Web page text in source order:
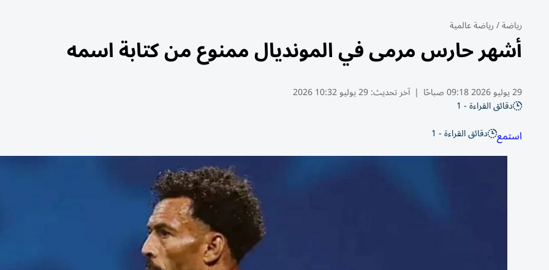
رياضة/رياضة عالمية
أشهر حارس مرمى في المونديال ممنوع من كتابة اسمه
29 يوليو 2026 09:18 صباحًا | آخر تحديث:29 يوليو 10:32 2026
دقائق القراءة - 1
استمع دقائق القراءة - 1